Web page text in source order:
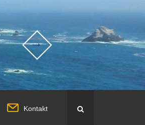
Kontakt